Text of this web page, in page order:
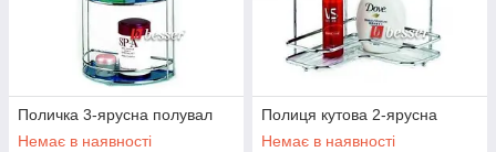
Поличка 3-ярусна полувал
Немає в наявності
Полиця кутова 2-ярусна
Немає в наявності